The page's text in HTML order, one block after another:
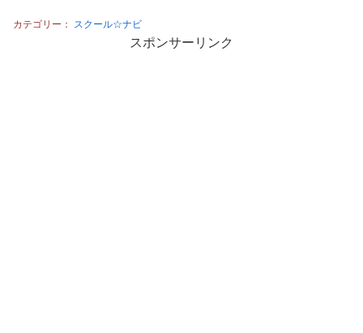
カテゴリー： スクール☆ナビ
スポンサーリンク